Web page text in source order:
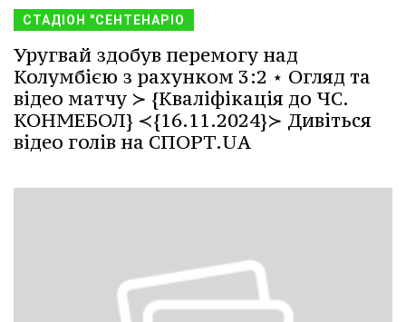
СТАДІОН "СЕНТЕНАРІО
Уругвай здобув перемогу над
Колумбією з рахунком 3:2 ⋆ Огляд та
відео матчу ≻ {Кваліфікація до ЧС.
КОНМЕБОЛ} ≺{16.11.2024}≻ Дивіться
відео голів на СПОРТ.UA